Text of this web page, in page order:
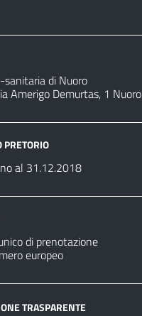
sanitaria di Nuoro
Amerigo Demurtas, 1 Nuoro
PRETORIO
al 31.12.2018
di prenotazione
europeo
TRASPARENTE